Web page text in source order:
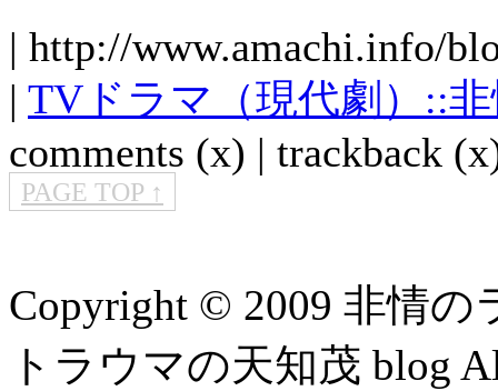
| http://www.amachi.info/
| TVドラマ（現代劇）::
comments (x) | trackback
PAGE TOP ↑
Copyright © 2009 非情
トラウマの天知茂 blog